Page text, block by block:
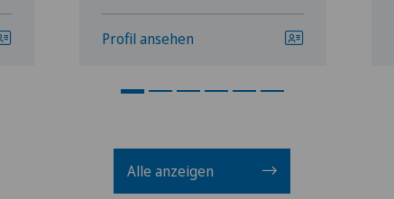
Profil ansehen
Alle anzeigen